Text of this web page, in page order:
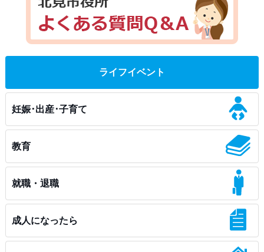
ライフイベント
妊娠･出産･子育て
教育
就職・退職
成人になったら